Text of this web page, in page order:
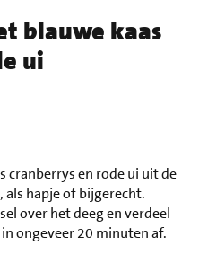
blauwe kaas
ui
cranberrys en rode ui uit de
als hapje of bijgerecht.
over het deeg en verdeel
ongeveer 20 minuten af.